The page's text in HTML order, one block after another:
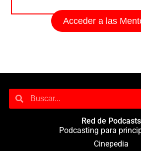
Acceder a las
Red de Podcasts
Podcasting para
Cinepedia